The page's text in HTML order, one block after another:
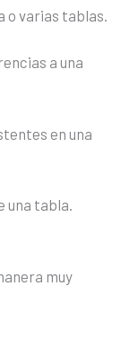
o varias tablas.
a una
en una
una tabla.
muy